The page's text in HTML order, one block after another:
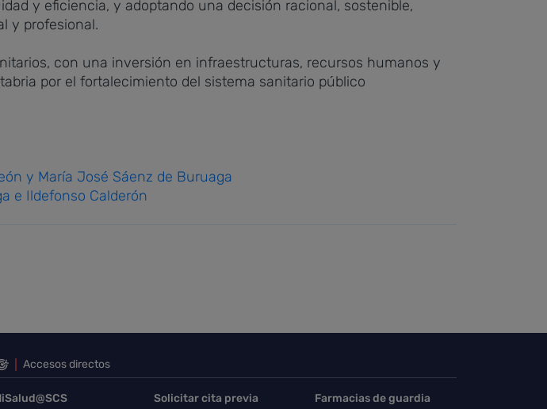
y eficiencia, y adoptando una decisión racional, sostenible,
y profesional.
con una inversión en infraestructuras, recursos humanos y
por el fortalecimiento del sistema sanitario público
y María José Sáenz de Buruaga
e Ildefonso Calderón
Accesos directos
Solicitar cita previa
Farmacias de guardia